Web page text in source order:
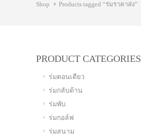
Shop Products tagged “ร่มราคาส่ง”
PRODUCT CATEGORIES
ร่มตอนเดียว
ร่มกลับด้าน
ร่มพับ
ร่มกอล์ฟ
ร่มสนาม